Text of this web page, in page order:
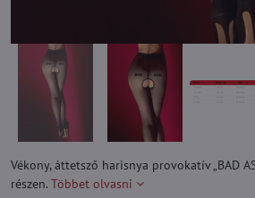
Vékony, áttetsző harisnya provokatív „BAD
részen. Többet olvasni